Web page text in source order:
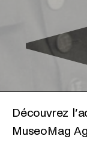
Découvrez
MuseoMag